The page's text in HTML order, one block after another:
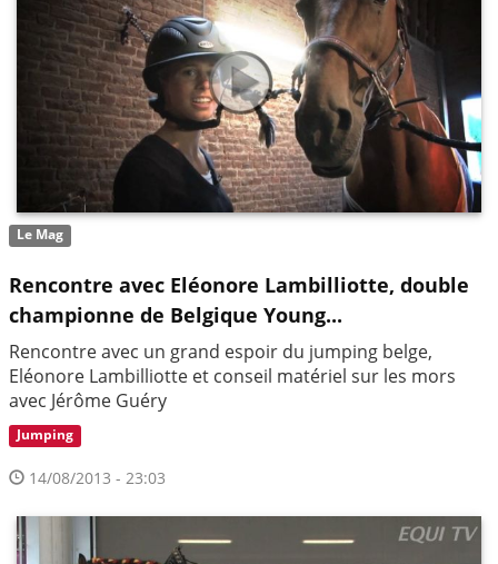
Le Mag
Rencontre avec Eléonore Lambilliotte, double
championne de Belgique Young...
Rencontre avec un grand espoir du jumping belge,
Eléonore Lambilliotte et conseil matériel sur les mors
avec Jérôme Guéry
Jumping
14/08/2013 - 23:03